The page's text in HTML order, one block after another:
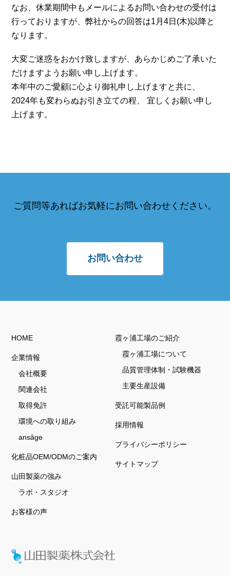
なお、休業期間中もメールによるお問い合わせの受付は
行っておりますが、弊社からの回答は1月4日(木)以降と
なります。
大変ご迷惑をおかけ致しますが、あらかじめご了承いた
だけますようお願い申し上げます。
本年中のご愛顧に心より御礼申し上げますと共に、
2024年も変わらぬお引き立ての程、 宜しくお願い申し
上げます。
ご質問等あればお気軽にお問い合わせください。
お問い合わせ
HOME
企業情報
会社概要
関連会社
取得免許
環境への取り組み
ansâge
化粧品OEM/ODMのご案内
山田製薬の強み
ラボ・スタジオ
お客様の声
霞ヶ浦工場のご紹介
霞ヶ浦工場について
品質管理体制・試験機器
主要生産設備
受託可能製品例
採用情報
プライバシーポリシー
サイトマップ